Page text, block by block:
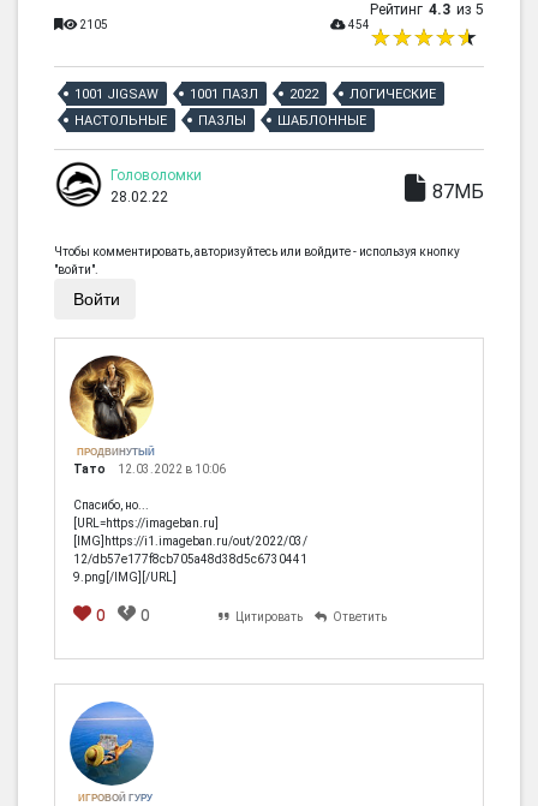
2105 454
Рейтинг 4.3 из 5
1001 JIGSAW 1001 ПАЗЛ 2022
ЛОГИЧЕСКИЕ
НАСТОЛЬНЫЕ
ПАЗЛЫ ШАБЛОННЫЕ
Головоломки
28.02.22
87МБ
Чтобы комментировать, авторизуйтесь или войдите - используя кнопку
"войти".
Войти
ПРОДВИНУТЫЙ
Тато 12.03.2022 в 10:06
Спасибо, но...
[URL=https://imageban.ru]
[IMG]https://i1.imageban.ru/out/2022/03/
12/db57e177f8cb705a48d38d5c6730441
9.png[/IMG][/URL]
0 0 Цитировать Ответить
ИГРОВОЙ ГУРУ